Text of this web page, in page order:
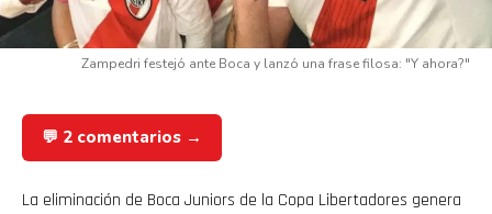
Zampedri festejó ante Boca y lanzó una frase filosa: "Y ahora?"
💬 2 comentarios →
La eliminación de Boca Juniors de la Copa Libertadores genera